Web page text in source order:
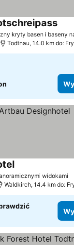
kryty basen i baseny
Todtnau, 14.0 km do:
widokami
Wyświetl ceny
Waldkirch, 14.4 km do: